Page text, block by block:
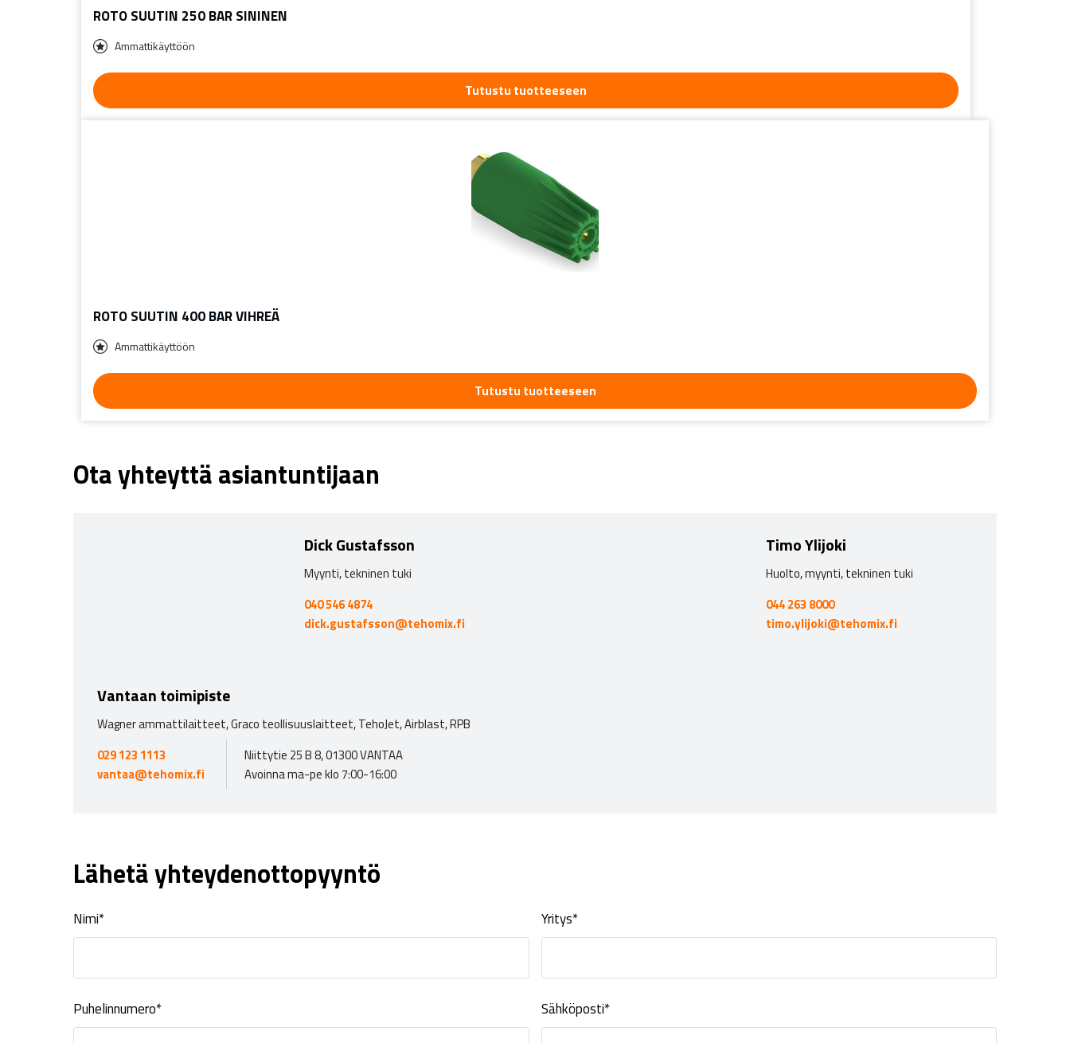
ROTO SUUTIN 250 BAR SININEN
Ammattikäyttöön
Tutustu tuotteeseen
ROTO SUUTIN 400 BAR VIHREÄ
Ammattikäyttöön
Tutustu tuotteeseen
Ota yhteyttä asiantuntijaan
Dick Gustafsson
Myynti, tekninen tuki
040 546 4874
dick.gustafsson@tehomix.fi
Timo Ylijoki
Huolto, myynti, tekninen tuki
044 263 8000
timo.ylijoki@tehomix.fi
Vantaan toimipiste
Wagner ammattilaitteet, Graco teollisuuslaitteet, TehoJet, Airblast, RPB
029 123 1113
vantaa@tehomix.fi
Niittytie 25 B 8, 01300 VANTAA
Avoinna ma-pe klo 7:00-16:00
Lähetä yhteydenottopyyntö
Nimi* Yritys*
Puhelinnumero* Sähköposti*